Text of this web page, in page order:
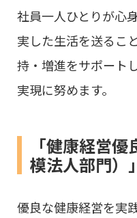
社員一人ひとりが心
実した生活を送るこ
持・増進をサポート
実現に努めます。
「健康経営
模法人部門）」
優良な健康経営を実